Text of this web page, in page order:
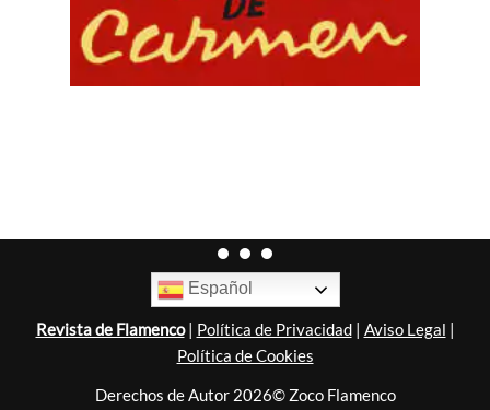
Español
Revista de Flamenco| Política de Privacidad| Aviso Legal |
Política de Cookies
Derechos de Autor 2026© Zoco Flamenco